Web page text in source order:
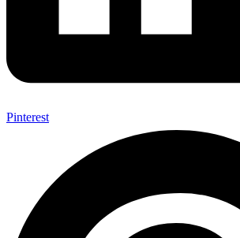
Pinterest